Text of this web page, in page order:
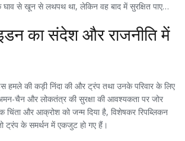
से खून से लथपथ था, लेकिन वह बाद में सुरक्षित पाए
का संदेश और राजनीति में
हमले की कड़ी निंदा की और ट्रंप तथा उनके परिवार के लिए
चैन और लोकतंत्र की सुरक्षा की आवश्यकता पर जोर
चिंता और आक्रोश को जन्म दिया है, विशेषकर रिपब्लिकन
ट्रंप के समर्थन में एकजुट हो गए हैं।